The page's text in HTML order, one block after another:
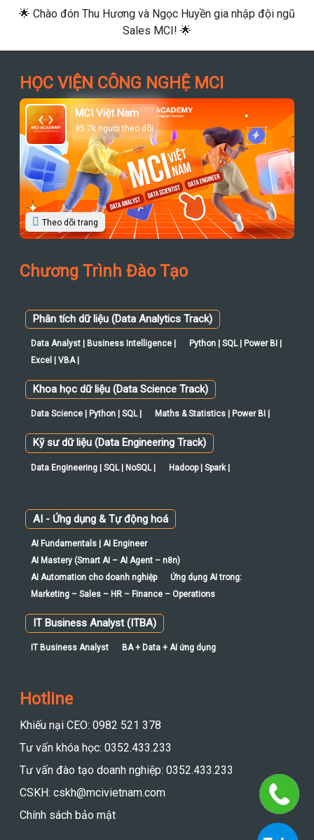
🌟 Chào đón Thu Hương và Ngọc Huyền gia nhập đội ngũ
Sales MCI! 🌟
HỌC VIỆN CÔNG NGHỆ MCI
MCI Việt Nam
95.7k người theo dõi
Theo dõi trang
Chương Trình Đào Tạo
Phân tích dữ liệu (Data Analytics Track)
Data Analyst | Business Intelligence |
Python | SQL | Power BI |
Excel | VBA |
Khoa học dữ liệu (Data Science Track)
Data Science | Python | SQL | Maths & Statistics | Power BI |
Kỹ sư dữ liệu (Data Engineering Track)
Data Engineering | SQL | NoSQL | Hadoop | Spark |
AI - Ứng dụng & Tự động hoá
AI Fundamentals | AI Engineer
AI Mastery (Smart AI – AI Agent – n8n)
AI Automation cho doanh nghiệp
Ứng dụng AI trong:
Marketing – Sales – HR – Finance – Operations
IT Business Analyst (ITBA)
IT Business Analyst BA + Data + AI ứng dụng
Hotline
Khiếu nại CEO: 0982 521 378
Tư vấn khóa học: 0352.433.233
Tư vấn đào tạo doanh nghiệp: 0352.433.233
CSKH: cskh@mcivietnam.com
Chính sách bảo mật